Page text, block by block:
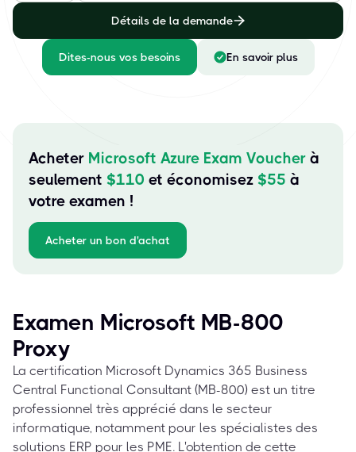
Détails de la demande
Dites-nous vos besoins En savoir plus
Acheter Microsoft Azure Exam Voucher à
seulement $110 et économisez $55 à
votre examen !
Acheter un bon d'achat
Examen Microsoft MB-800
Proxy
La certification Microsoft Dynamics 365 Business
Central Functional Consultant (MB-800) est un titre
professionnel très apprécié dans le secteur
informatique, notamment pour les spécialistes des
solutions ERP pour les PME. L'obtention de cette